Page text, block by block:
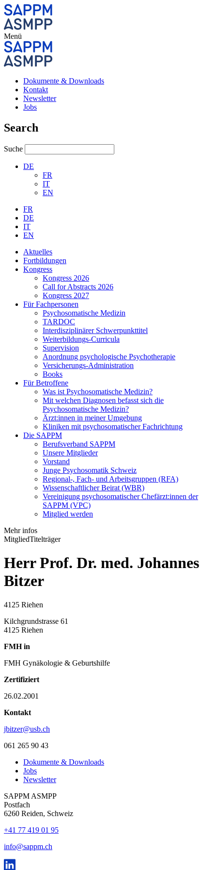
Menü
Dokumente & Downloads
Kontakt
Newsletter
Jobs
Search
Suche
DE
FR
IT
EN
FR
DE
IT
EN
Aktuelles
Fortbildungen
Kongress
Kongress 2026
Call for Abstracts 2026
Kongress 2027
Für Fachpersonen
Psychosomatische Medizin
TARDOC
Interdisziplinärer Schwerpunkttitel
Weiterbildungs-Curricula
Supervision
Anordnung psychologische Psychotherapie
Versicherungs-Administration
Books
Für Betroffene
Was ist Psychosomatische Medizin?
Mit welchen Diagnosen befasst sich die
Psychosomatische Medizin?
Ärzt:innen in meiner Umgebung
Kliniken mit psychosomatischer Fachrichtung
Die SAPPM
Berufsverband SAPPM
Unsere Mitglieder
Vorstand
Junge Psychosomatik Schweiz
Regional-, Fach- und Arbeitsgruppen (RFA)
Wissenschaftlicher Beirat (WBR)
Vereinigung psychosomatischer Chefärzt:innen der
SAPPM (VPC)
Mitglied werden
Mehr infos
MitgliedTitelträger
Herr Prof. Dr. med. Johannes
Bitzer
4125 Riehen
Kilchgrundstrasse 61
4125 Riehen
FMH in
FMH Gynäkologie & Geburtshilfe
Zertifiziert
26.02.2001
Kontakt
jbitzer@usb.ch
061 265 90 43
Dokumente & Downloads
Jobs
Newsletter
SAPPM ASMPP
Postfach
6260 Reiden, Schweiz
+41 77 419 01 95
info@sappm.ch